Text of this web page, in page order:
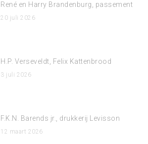
René en Harry Brandenburg, passement
20 juli 2026
H.P. Verseveldt, Felix Kattenbrood
3 juli 2026
F.K.N. Barends jr., drukkerij Levisson
12 maart 2026